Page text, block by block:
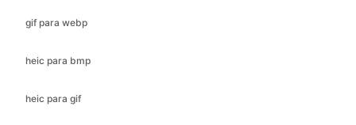
heic para gif
heic para jfif
heic Para ico